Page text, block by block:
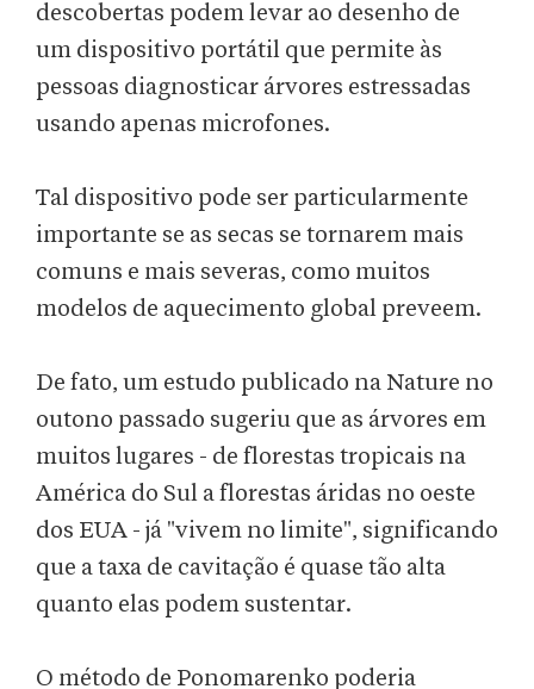
descobertas podem levar ao desenho de
um dispositivo portátil que permite às
pessoas diagnosticar árvores estressadas
usando apenas microfones.
Tal dispositivo pode ser particularmente
importante se as secas se tornarem mais
comuns e mais severas, como muitos
modelos de aquecimento global preveem.
De fato, um estudo publicado na Nature no
outono passado sugeriu que as árvores em
muitos lugares - de florestas tropicais na
América do Sul a florestas áridas no oeste
dos EUA - já "vivem no limite", significando
que a taxa de cavitação é quase tão alta
quanto elas podem sustentar.
O método de Ponomarenko poderia